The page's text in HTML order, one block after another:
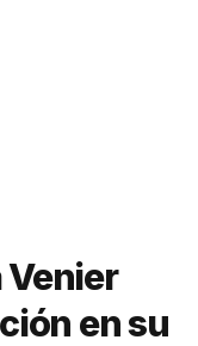
Venier
en su